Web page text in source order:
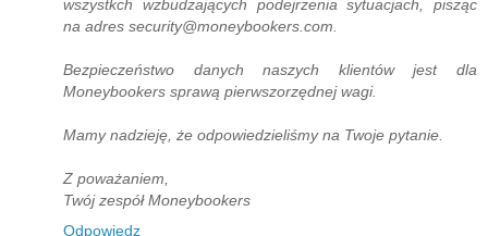
wszystkch wzbudzających podejrzenia sytuacjach, pisząc
na adres security@moneybookers.com.
Bezpieczeństwo danych naszych klientów jest dla
Moneybookers sprawą pierwszorzędnej wagi.
Mamy nadzieję, że odpowiedzieliśmy na Twoje pytanie.
Z poważaniem,
Twój zespół Moneybookers
Odpowiedz